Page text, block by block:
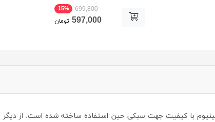
15% 699,800
597,000 تومان
با کیفیت جهت سبکی حین استفاده ساخته شده است. از دیگر